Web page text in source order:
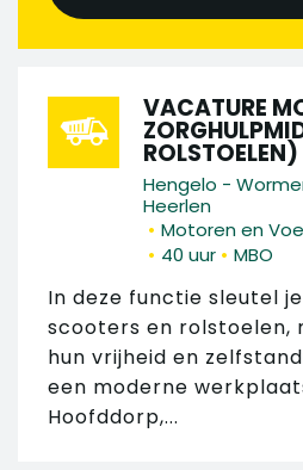
VACATURE
Hengelo -
Heerlen
• Motoren en
• 40 uur • MBO
In deze functie sleutel
scooters en rolstoelen,
hun vrijheid en
een moderne
Hoofddorp,...